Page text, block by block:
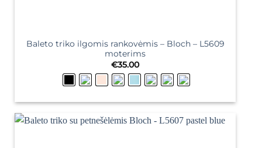
Baleto triko ilgomis rankovėmis – Bloch – L5609
moterims
€35.00